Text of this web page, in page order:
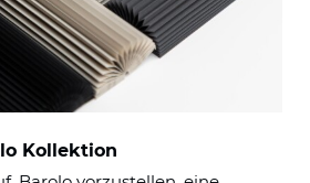
Kollektion